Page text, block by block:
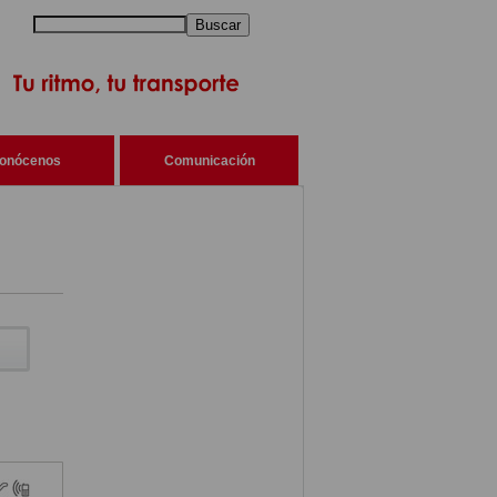
Buscar
Comunicación